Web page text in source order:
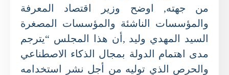
من جهته, اوضح وزير اقتصاد المعرفة
والمؤسسات الناشئة والمؤسسات المصغرة
السيد المهدي وليد ,أن هذا المجلس “يترجم
مدى اهتمام الدولة بمجال الذكاء الاصطناعي
والحرص الذي توليه من أجل نشر استخدامه